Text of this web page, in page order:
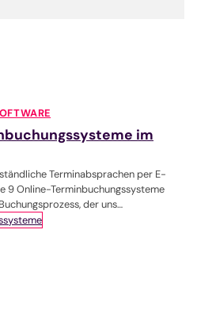
im
Terminabsprachen per E-
9 Online-Terminbuchungssysteme
der uns
lässt.